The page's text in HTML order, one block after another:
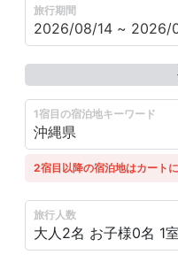
旅行期間
1宿目の宿泊地キーワード
2宿目以降の宿泊地はカート
旅行人数
大人2名 お子様0名 1室